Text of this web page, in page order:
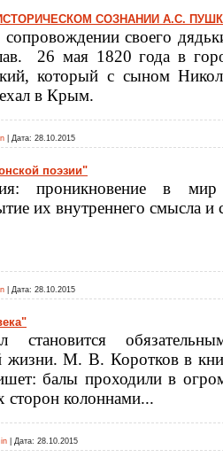
СОЗНАНИИ А.С.
своего
26 мая 1820 года в
который с сыном
в Крым.
Дата: 28.10.2015
поэзии"
проникновение в
их внутреннего смысла и
Дата: 28.10.2015
жизни. М. В. Коротков в
балы проходили в
сторон колоннами...
Дата: 28.10.2015